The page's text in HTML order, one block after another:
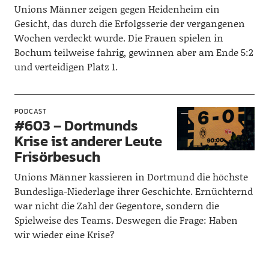
Unions Männer zeigen gegen Heidenheim ein
Gesicht, das durch die Erfolgsserie der vergangenen
Wochen verdeckt wurde. Die Frauen spielen in
Bochum teilweise fahrig, gewinnen aber am Ende 5:2
und verteidigen Platz 1.
PODCAST
#603 – Dortmunds
Krise ist anderer Leute
Frisörbesuch
Unions Männer kassieren in Dortmund die höchste
Bundesliga-Niederlage ihrer Geschichte. Ernüchternd
war nicht die Zahl der Gegentore, sondern die
Spielweise des Teams. Deswegen die Frage: Haben
wir wieder eine Krise?